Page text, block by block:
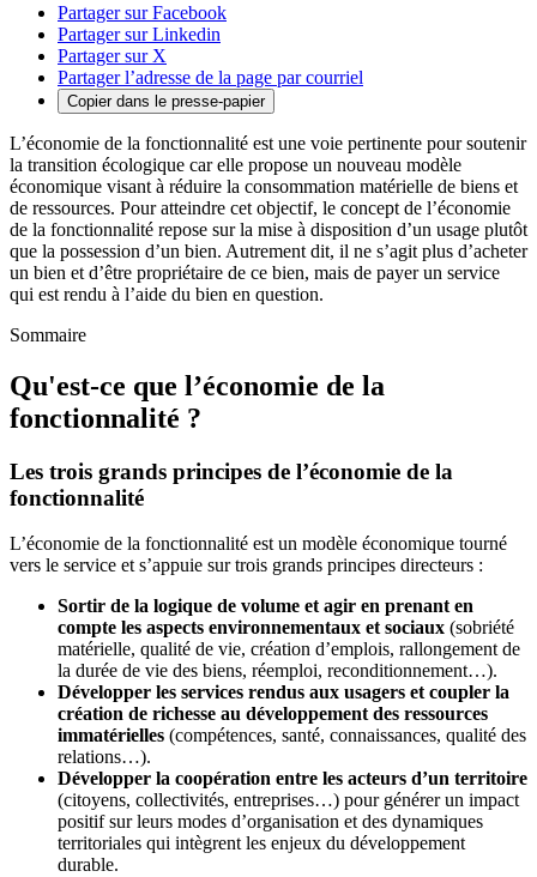
Partager sur Facebook
Partager sur Linkedin
Partager sur X
Partager l’adresse de la page par courriel
Copier dans le presse-papier
L’économie de la fonctionnalité est une voie pertinente pour soutenir
la transition écologique car elle propose un nouveau modèle
économique visant à réduire la consommation matérielle de biens et
de ressources. Pour atteindre cet objectif, le concept de l’économie
de la fonctionnalité repose sur la mise à disposition d’un usage plutôt
que la possession d’un bien. Autrement dit, il ne s’agit plus d’acheter
un bien et d’être propriétaire de ce bien, mais de payer un service
qui est rendu à l’aide du bien en question.
Sommaire
Qu'est-ce que l’économie de la
fonctionnalité ?
Les trois grands principes de l’économie de la
fonctionnalité
L’économie de la fonctionnalité est un modèle économique tourné
vers le service et s’appuie sur trois grands principes directeurs :
Sortir de la logique de volume et agir en prenant en
compte les aspects environnementaux et sociaux (sobriété
matérielle, qualité de vie, création d’emplois, rallongement de
la durée de vie des biens, réemploi, reconditionnement…).
Développer les services rendus aux usagers et coupler la
création de richesse au développement des ressources
immatérielles (compétences, santé, connaissances, qualité des
relations…).
Développer la coopération entre les acteurs d’un territoire
(citoyens, collectivités, entreprises…) pour générer un impact
positif sur leurs modes d’organisation et des dynamiques
territoriales qui intègrent les enjeux du développement
durable.